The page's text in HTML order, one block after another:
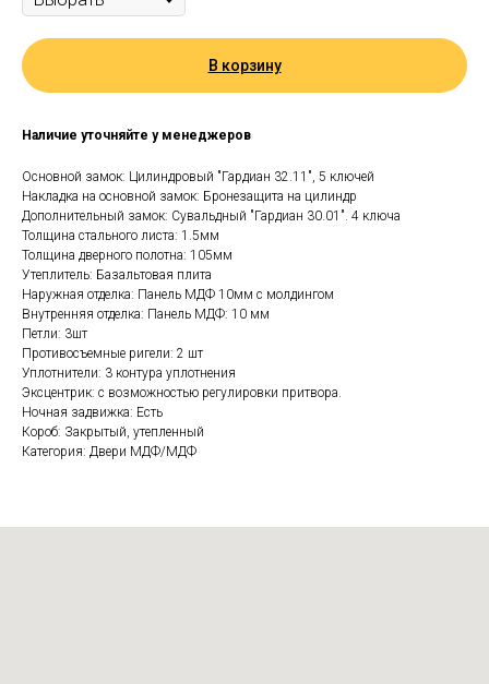
В корзину
Наличие уточняйте у менеджеров
Основной замок: Цилиндровый "Гардиан 32.11", 5 ключей
Накладка на основной замок: Бронезащита на цилиндр
Дополнительный замок: Сувальдный "Гардиан 30.01". 4 ключа
Толщина стального листа: 1.5мм
Толщина дверного полотна: 105мм
Утеплитель: Базальтовая плита
Наружная отделка: Панель МДФ 10мм с молдингом
Внутренняя отделка: Панель МДФ: 10 мм
Петли: 3шт
Противосъемные ригели: 2 шт
Уплотнители: 3 контура уплотнения
Эксцентрик: с возможностью регулировки притвора.
Ночная задвижка: Есть
Короб: Закрытый, утепленный
Категория: Двери МДФ/МДФ